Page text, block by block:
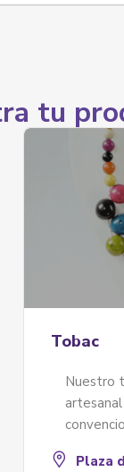
tu
de María del
personalizados
o madera de
para los
y la oficina